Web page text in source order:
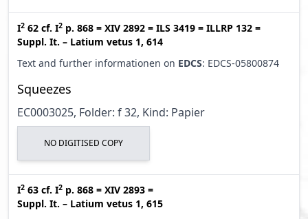
I2 62 cf. I2 p. 868 = XIV 2892 = ILS 3419 = ILLRP 132 =
Suppl. It. – Latium vetus 1, 614
Text and further informationen on EDCS: EDCS-05800874
Squeezes
EC0003025, Folder: f 32, Kind: Papier
NO DIGITISED COPY
I2 63 cf. I2 p. 868 = XIV 2893 =
Suppl. It. – Latium vetus 1, 615